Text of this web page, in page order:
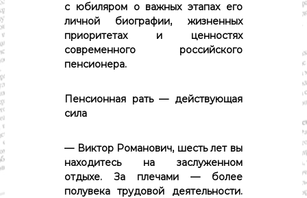
п
о
л
а
о
н
о
м
с юбиляром о важных этапах его
личной биографии, жизненных
приоритетах и ценностях
современного российского
пенсионера.
Пенсионная рать — действующая
сила
— Виктор Романович, шесть лет вы
находитесь на заслуженном
отдыхе. За плечами — более
полувека трудовой деятельности.